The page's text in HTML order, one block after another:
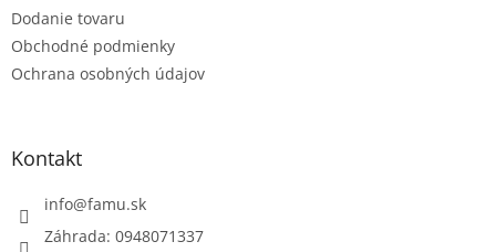
Dodanie tovaru
Obchodné podmienky
Ochrana osobných údajov
Kontakt
info@famu.sk
Záhrada: 0948071337